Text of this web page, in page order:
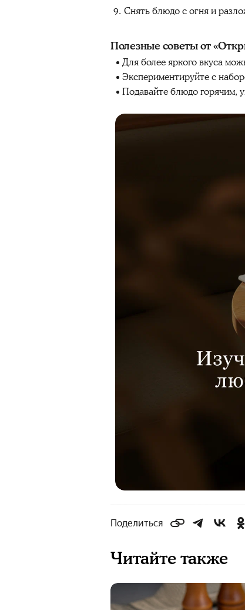
Снять блюдо с огня и
Полезные советы от
Для более яркого вкуса
Экспериментируйте с
Подавайте блюдо горячим,
Поделиться
Читайте также